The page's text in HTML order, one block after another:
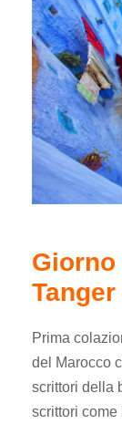
Giorno
Prima
del Marocco
scrittori della
scrittori